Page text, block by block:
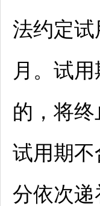
法约定
月。试
的，将
试用期
分依次